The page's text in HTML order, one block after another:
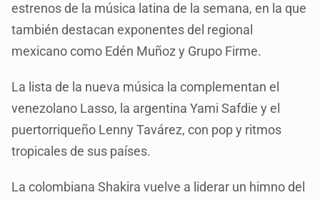
estrenos de la música latina de la semana, en la que
también destacan exponentes del regional
mexicano como Edén Muñoz y Grupo Firme.
La lista de la nueva música la complementan el
venezolano Lasso, la argentina Yami Safdie y el
puertorriqueño Lenny Tavárez, con pop y ritmos
tropicales de sus países.
La colombiana Shakira vuelve a liderar un himno del